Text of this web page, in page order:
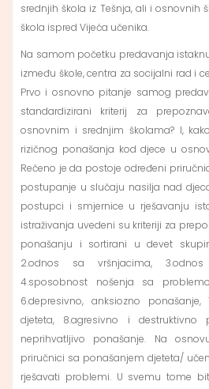
srednjih škola iz Tešnja, ali i osnovnih
škola ispred Vijeća učenika.
Na samom početku predavanja
između škole, centra za socijalni rad i
Prvo i osnovno pitanje samog
standardizirani kriterij za
osnovnim i srednjim školama? I,
rizičnog ponašanja kod djece u
Rečeno je da postoje određeni
postupanje u slučaju nasilja nad
postupci i smjernice u rješavanju
istraživanja uvedeni su kriteriji za
ponašanju i sortirani u devet
2.odnos sa vršnjacima,
4.sposobnost nošenja sa
6.depresivno, anksiozno ponašanje,
djeteta, 8.agresivno i destruktivno
neprihvatljivo ponašanje. Na
priručnici sa ponašanjem djeteta/
rješavati problemi. U svemu tome